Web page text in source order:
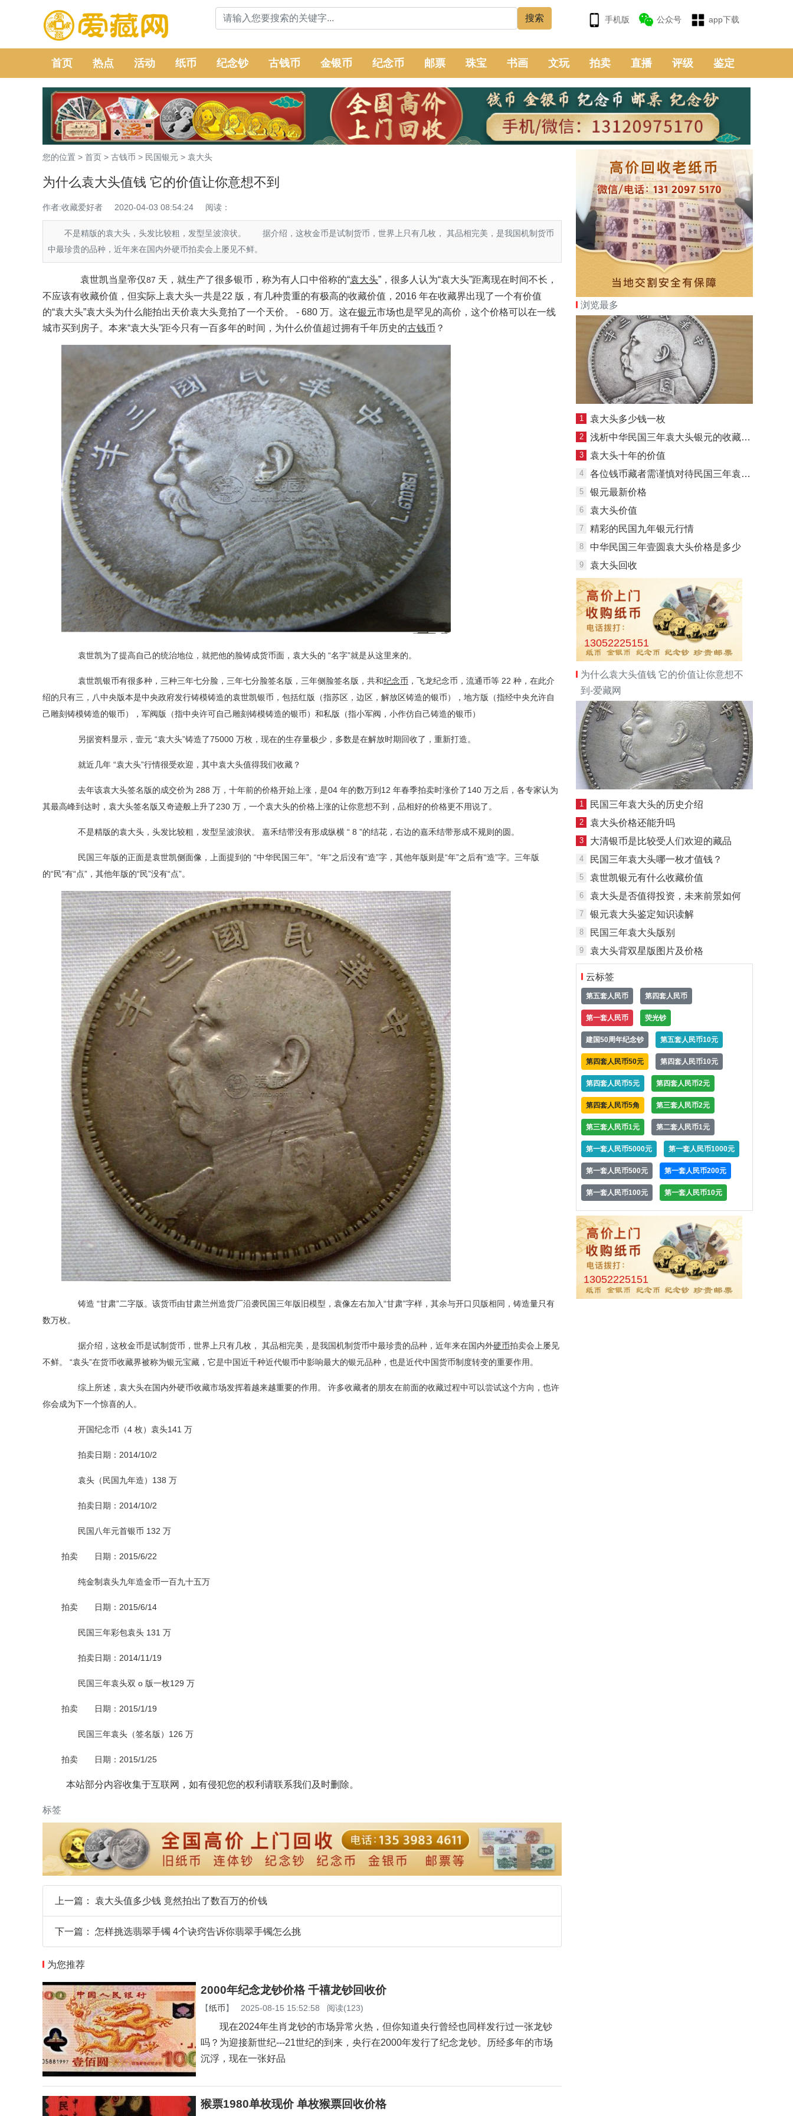
手机版 公众号 app下载
首页 热点 活动 纸币 纪念钞 古钱币 金银币 纪念币 邮票 珠宝 书画 文玩 拍卖 直播 评级 鉴定
您的位置 > 首页 > 古钱币 > 民国银元 > 袁大头
为什么袁大头值钱 它的价值让你意想不到
作者:收藏爱好者 2020-04-03 08:54:24 阅读：
不是精版的袁大头，头发比较粗，发型呈波浪状。 据介绍，这枚金币是试制货币，世界上只有几枚， 其品相完美，是我国机制货币
中最珍贵的品种，近年来在国内外硬币拍卖会上屡见不鲜。
袁世凯当皇帝仅87 天，就生产了很多银币，称为有人口中俗称的“袁大头”，很多人认为“袁大头”距离现在时间不长，
不应该有收藏价值，但实际上袁大头一共是22 版，有几种贵重的有极高的收藏价值 ， 2016 年在收藏界出现了一个有价值
的“袁大头”袁大头为什么能拍出天价袁大头竟拍了一个天价。 - 680 万。这在银元市场也是罕见的高价，这个价格可以在一线
城市买到房子。本来“袁大头”距今只有一百多年的时间，为什么价值超过拥有千年历史的古钱币 ？
袁世凯为了提高自己的统治地位，就把他的脸铸成货币面，袁大头的 “名字”就是从这里来的。
袁世凯银币有很多种，三种三年七分脸，三年七分脸签名版，三年侧脸签名版，共和纪念币 ，飞龙纪念币，流通币等 22 种，在此介
绍的只有三，八中央版本是中央政府发行铸模铸造的袁世凯银币，包括红版 （指苏区，边区，解放区铸造的银币） ，地方版 （指经中央允许自
己雕刻铸模铸造的银币） ，军阀版 （指中央许可自己雕刻铸模铸造的银币） 和私版 （指小军阀，小作仿自己铸造的银币）
另据资料显示，壹元 “袁大头”铸造了75000 万枚，现在的生存量极少，多数是在解放时期回收了，重新打造。
就近几年 “袁大头”行情很受欢迎，其中袁大头值得我们收藏？
去年该袁大头签名版的成交价为 288 万，十年前的价格开始上涨，是04 年的数万到 12 年春季拍卖时涨价了140 万之后，各专家认为
其最高峰到达时，袁大头签名版又奇迹般上升了230 万，一个袁大头的价格上涨的让你意想不到，品相好的价格更不用说了。
不是精版的袁大头，头发比较粗，发型呈波浪状。 嘉禾结带没有形成纵横 “ 8 ”的结花，右边的嘉禾结带形成不规则的圆。
民国三年版的正面是袁世凯侧面像，上面提到的 “中华民国三年”。“年”之后没有“造”字，其他年版则是“年”之后有“造”字。三年版
的“民”有“点”，其他年版的“民”没有“点”。
铸造 “甘肃”二字版。该货币由甘肃兰州造货厂沿袭民国三年版旧模型 ，袁像左右加入“甘肃”字样，其余与开口贝版相同，铸造量只有
数万枚。
据介绍，这枚金币是试制货币，世界上只有几枚， 其品相完美，是我国机制货币中最珍贵的品种 ，近年来在国内外硬币拍卖会上屡见
不鲜。
“袁头”在货币收藏界被称为银元宝藏，它是中国近千种近代银币中影响最大的银元品种，也是近代中国货币制度转变的重要作用。
综上所述，袁大头在国内外硬币收藏市场发挥着越来越重要的作用。
许多收藏者的朋友在前面的收藏过程中可以尝试这个方向，也许
你会成为下一个惊喜的人。
开国纪念币 （4 枚） 袁头141 万
拍卖日期 ：2014/10/2
袁头 （民国九年造）138 万
拍卖日期 ：2014/10/2
民国八年元首银币 132 万
拍卖 日期 ：2015/6/22
纯金制袁头九年造金币一百九十五万
拍卖 日期 ：2015/6/14
民国三年彩包袁头 131 万
拍卖日期 ：2014/11/19
民国三年袁头双 o 版一枚129 万
拍卖 日期 ：2015/1/19
民国三年袁头 （签名版）126 万
拍卖 日期 ：2015/1/25
本站部分内容收集于互联网，如有侵犯您的权利请联系我们及时删除。
标签
上一篇： 袁大头值多少钱 竟然拍出了数百万的价钱
下一篇： 怎样挑选翡翠手镯 4个诀窍告诉你翡翠手镯怎么挑
为您推荐
2000年纪念龙钞价格 千禧龙钞回收价
【纸币】 2025-08-15 15:52:58 阅读(123)
现在2024年生肖龙钞的市场异常火热，但你知道央行曾经也同样发行过一张龙钞
吗？为迎接新世纪---21世纪的到来，央行在2000年发行了纪念龙钞。历经多年的市场
沉浮，现在一张好品
猴票1980单枚现价 单枚猴票回收价格
浏览最多
1 袁大头多少钱一枚
2 浅析中华民国三年袁大头银元的收藏价值
3 袁大头十年的价值
4 各位钱币藏者需谨慎对待民国三年袁大头银元价格表
5 银元最新价格
6 袁大头价值
7 精彩的民国九年银元行情
8 中华民国三年壹圆袁大头价格是多少
9 袁大头回收
13052225151
为什么袁大头值钱 它的价值让你意想不
到-爱藏网
1 民国三年袁大头的历史介绍
2 袁大头价格还能升吗
3 大清银币是比较受人们欢迎的藏品
4 民国三年袁大头哪一枚才值钱？
5 袁世凯银元有什么收藏价值
6 袁大头是否值得投资，未来前景如何
7 银元袁大头鉴定知识读解
8 民国三年袁大头版别
9 袁大头背双星版图片及价格
云标签
第五套人民币 第四套人民币
第一套人民币 荧光钞
建国50周年纪念钞 第五套人民币10元
第四套人民币50元 第四套人民币10元
第四套人民币5元 第四套人民币2元
第四套人民币5角 第三套人民币2元
第三套人民币1元 第二套人民币1元
第一套人民币5000元 第一套人民币1000元
第一套人民币500元 第一套人民币200元
第一套人民币100元 第一套人民币10元
13052225151